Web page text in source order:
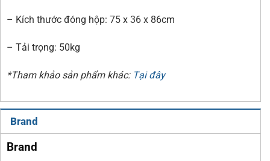
– Kích thước đóng hộp: 75 x 36 x 86cm
– Tải trọng: 50kg
*Tham khảo sản phẩm khác: Tại đây
Brand
Brand